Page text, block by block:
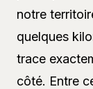
notre
quelques
trace
côté. Entre